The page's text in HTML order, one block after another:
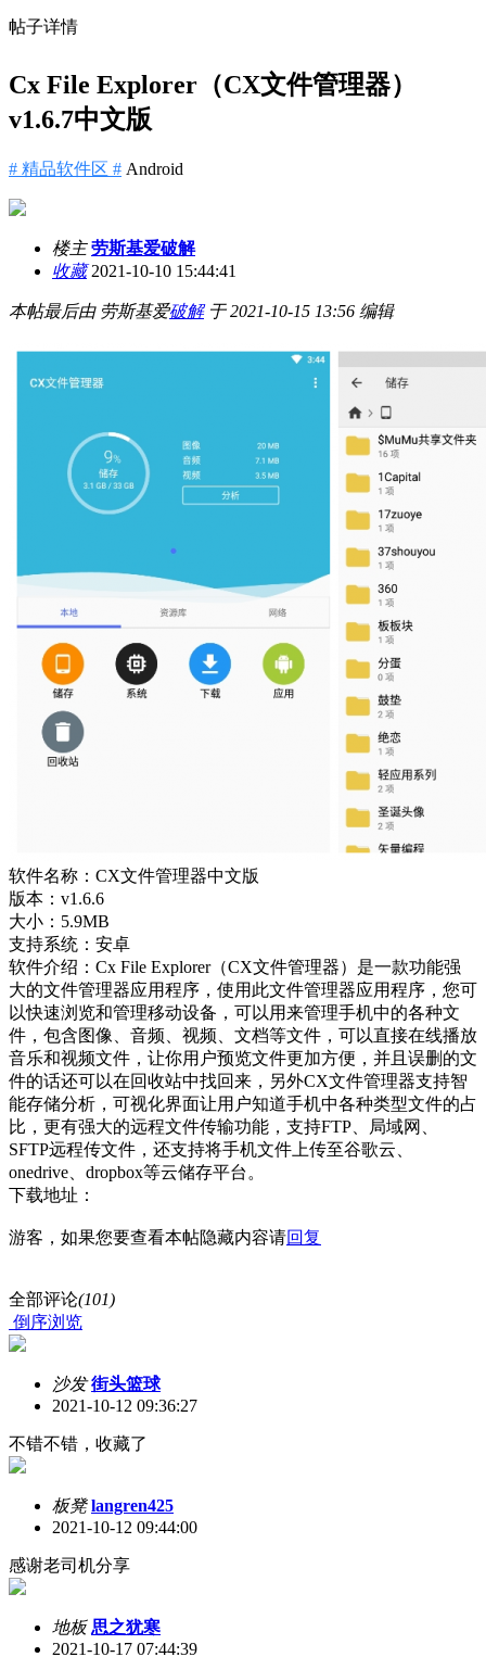
帖子详情
Cx File Explorer（CX文件管理器）
v1.6.7中文版
# 精品软件区 # Android
楼主 劳斯基爱破解
收藏2021-10-10 15:44:41
本帖最后由 劳斯基爱破解于 2021-10-15 13:56 编辑
软件名称：CX文件管理器中文版
版本：v1.6.6
大小：5.9MB
支持系统：安卓
软件介绍：Cx File Explorer（CX文件管理器）是一款功能强
大的文件管理器应用程序，使用此文件管理器应用程序，您可
以快速浏览和管理移动设备，可以用来管理手机中的各种文
件，包含图像、音频、视频、文档等文件，可以直接在线播放
音乐和视频文件，让你用户预览文件更加方便，并且误删的文
件的话还可以在回收站中找回来，另外CX文件管理器支持智
能存储分析，可视化界面让用户知道手机中各种类型文件的占
比，更有强大的远程文件传输功能，支持FTP、局域网、
SFTP远程传文件，还支持将手机文件上传至谷歌云、
onedrive、dropbox等云储存平台。
下载地址：
游客，如果您要查看本帖隐藏内容请回复
全部评论(101)
倒序浏览
沙发 街头篮球
2021-10-12 09:36:27
不错不错，收藏了
板凳 langren425
2021-10-12 09:44:00
感谢老司机分享
地板 思之犹寒
2021-10-17 07:44:39